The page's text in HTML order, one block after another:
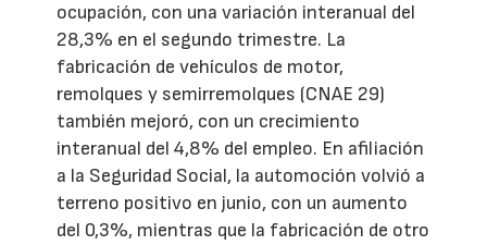
ocupación, con una variación interanual del
28,3% en el segundo trimestre. La
fabricación de vehículos de motor,
remolques y semirremolques (CNAE 29)
también mejoró, con un crecimiento
interanual del 4,8% del empleo. En afiliación
a la Seguridad Social, la automoción volvió a
terreno positivo en junio, con un aumento
del 0,3%, mientras que la fabricación de otro